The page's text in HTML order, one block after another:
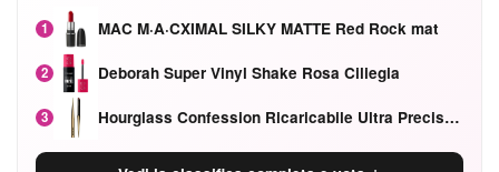
1 MAC M·A·CXIMAL SILKY MATTE Red Rock mat
2 Deborah Super Vinyl Shake Rosa Ciliegia
3 Hourglass Confession Ricaricabile Ultra Preciso Ad Alta Intensità Secretly Classic Red